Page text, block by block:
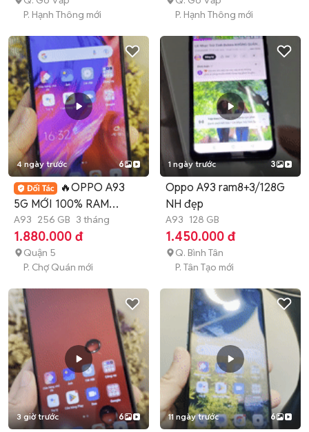
P. Hạnh Thông mới
P. Hạnh Thông mới
4 ngày trước 6
🔥OPPO A93
5G MỚI 100% RAM
12GB-256GB ĐẸP MƯỢT
MÀ🔥
A93 256 GB 3 tháng
1.880.000 đ
Quận 5
P. Chợ Quán mới
1 ngày trước 3
Oppo A93 ram8+3/128G
NH đẹp
A93 128 GB
1.450.000 đ
Q. Bình Tân
P. Tân Tạo mới
3 giờ trước 6 11 ngày trước 6